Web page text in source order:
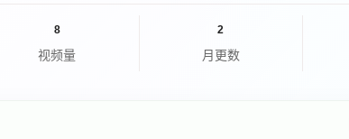
8
视频量
2
月更数